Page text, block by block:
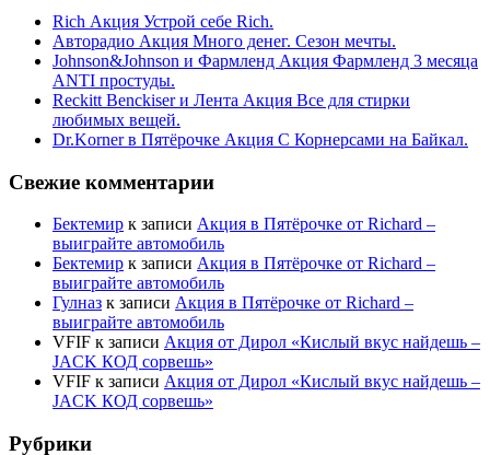
Rich Акция Устрой себе Rich.
Авторадио Акция Много денег. Сезон мечты.
Johnson&Johnson и Фармленд Акция Фармленд 3 месяца
ANTI простуды.
Reckitt Benckiser и Лента Акция Все для стирки
любимых вещей.
Dr.Korner в Пятёрочке Акция С Корнерсами на Байкал.
Свежие комментарии
Бектемир к записи Акция в Пятёрочке от Richard –
выиграйте автомобиль
Бектемир к записи Акция в Пятёрочке от Richard –
выиграйте автомобиль
Гулназ к записи Акция в Пятёрочке от Richard –
выиграйте автомобиль
VFIF к записи Акция от Дирол «Кислый вкус найдешь –
JACK КОД сорвешь»
VFIF к записи Акция от Дирол «Кислый вкус найдешь –
JACK КОД сорвешь»
Рубрики